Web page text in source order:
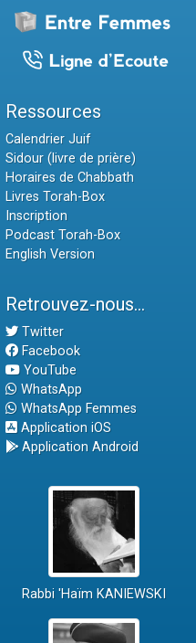
Ressources
Calendrier Juif
Sidour (livre de prière)
Horaires de Chabbath
Livres Torah-Box
Inscription
Podcast Torah-Box
English Version
Retrouvez-nous...
Twitter
Facebook
YouTube
WhatsApp
WhatsApp Femmes
Application iOS
Application Android
Rabbi 'Haïm KANIEWSKI